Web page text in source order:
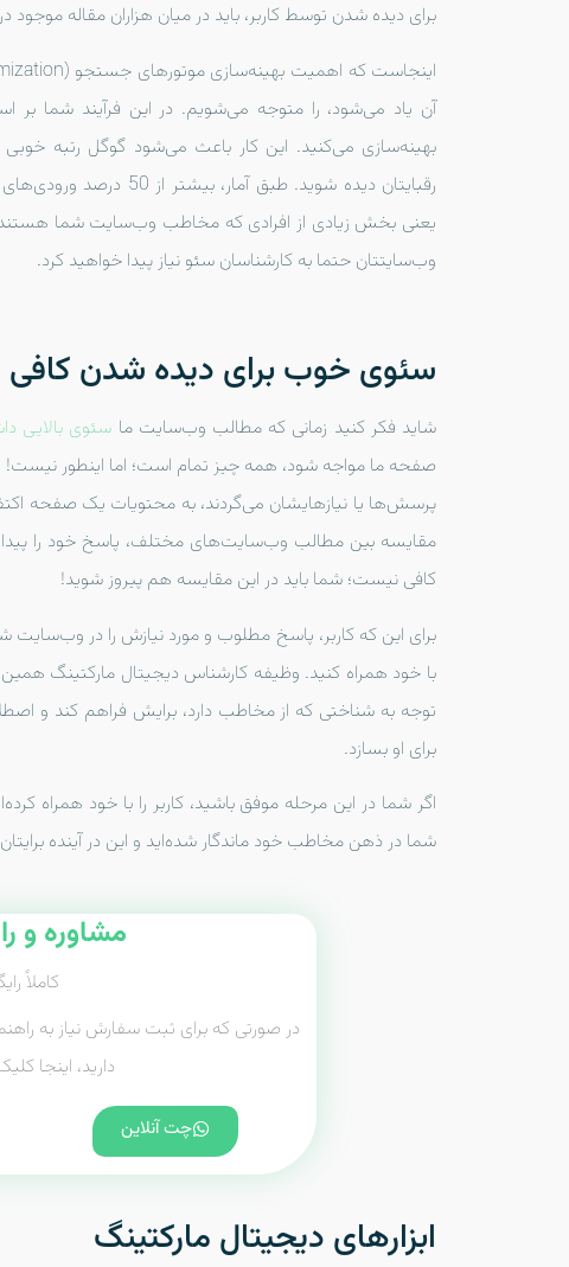
برای دیده شدن توسط کاربر، باید در میان هزاران مقاله موجود
آن یاد می‌شود، را متوجه می‌شویم. در این فرآیند شما بر
بهینه‌سازی می‌کنید. این کار باعث می‌شود گوگل رتبه خوبی
رقبایتان دیده شوید.
یعنی بخش زیادی از افرادی که مخاطب وب‌سایت شما هستند،
وب‌سایتتان حتما به کارشناسان سئو نیاز پیدا خواهید کرد.
سئوی خوب برای دیده شدن
شاید فکر کنید زمانی که مطالب وب‌سایت ما سئوی بالایی
صفحه ما مواجه شود، همه چیز تمام است؛ اما اینطور نیست!
پرسش‌ها یا نیازهایشان می‌گردند، به محتویات یک صفحه
مقایسه بین مطالب وب‌سایت‌های مختلف، پاسخ خود را
کافی نیست؛ شما باید در این مقایسه هم پیروز شوید!
برای این که کاربر، پاسخ مطلوب و مورد نیازش را در وب‌سایت
با خود همراه کنید. وظیفه کارشناس دیجیتال مارکتینگ همین
برای او بسازد.
اگر شما در این مرحله موفق باشید، کاربر را با خود همراه
شما در ذهن مخاطب خود ماندگار شده‌اید و این در آینده
مشاوره و
کاملاً
در صورتی که برای ثبت سفارش نیاز به
دارید، اینجا
چت آنلاین
ابزارهای دیجیتال مارکتینگ